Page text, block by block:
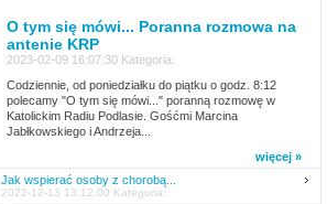
O tym się mówi... Poranna rozmowa na
antenie KRP
2023-02-09 16:07:30 Kategoria:
Codziennie, od poniedziałku do piątku o godz. 8:12
polecamy "O tym się mówi..." poranną rozmowę w
Katolickim Radiu Podlasie. Gośćmi Marcina
Jabłkowskiego i Andrzeja...
więcej »
Jak wspierać osoby z chorobą...
2022-12-13 13:12:00 Kategoria: